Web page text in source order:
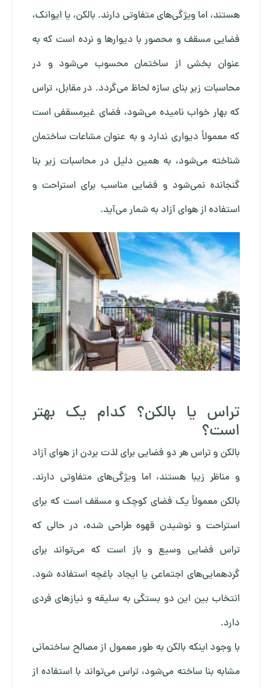
هستند، اما ویژگی‌های متفاوتی دارند. بالکن، یا ایوانک،
فضایی مسقف و محصور با دیوارها و نرده است که به
عنوان بخشی از ساختمان محسوب می‌شود و در
محاسبات زیر بنای سازه لحاظ می‌گردد. در مقابل، تراس
که بهار خواب نامیده می‌شود، فضای غیرمسقفی است
که معمولاً دیواری ندارد و به عنوان مشاعات ساختمان
شناخته می‌شود، به همین دلیل در محاسبات زیر بنا
گنجانده نمی‌شود و فضایی مناسب برای استراحت و
استفاده از هوای آزاد به شمار می‌آید.
تراس یا بالکن؟ کدام یک بهتر
است؟
بالکن و تراس هر دو فضایی برای لذت بردن از هوای آزاد
و مناظر زیبا هستند، اما ویژگی‌های متفاوتی دارند.
بالکن معمولاً یک فضای کوچک و مسقف است که برای
استراحت و نوشیدن قهوه طراحی شده، در حالی که
تراس فضایی وسیع و باز است که می‌تواند برای
گردهمایی‌های اجتماعی یا ایجاد باغچه استفاده شود.
انتخاب بین این دو بستگی به سلیقه و نیازهای فردی
دارد.
با وجود اینکه بالکن به ­طور معمول از مصالح ساختمانی
مشابه بنا ساخته می‌شود، تراس می‌تواند با استفاده از